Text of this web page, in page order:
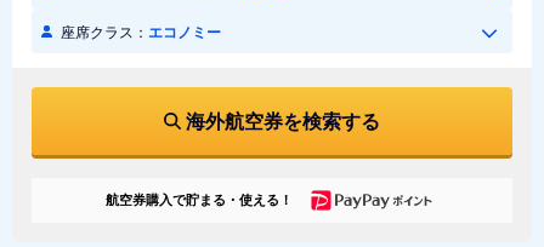
座席クラス： エコノミー
海外航空券を検索する
航空券購入で貯まる・使える！